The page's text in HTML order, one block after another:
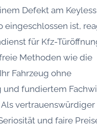
Defekt am
eingeschlossen ist,
für Kfz-
Methoden wie die
Fahrzeug ohne
und fundiertem
vertrauenswürdiger
und faire